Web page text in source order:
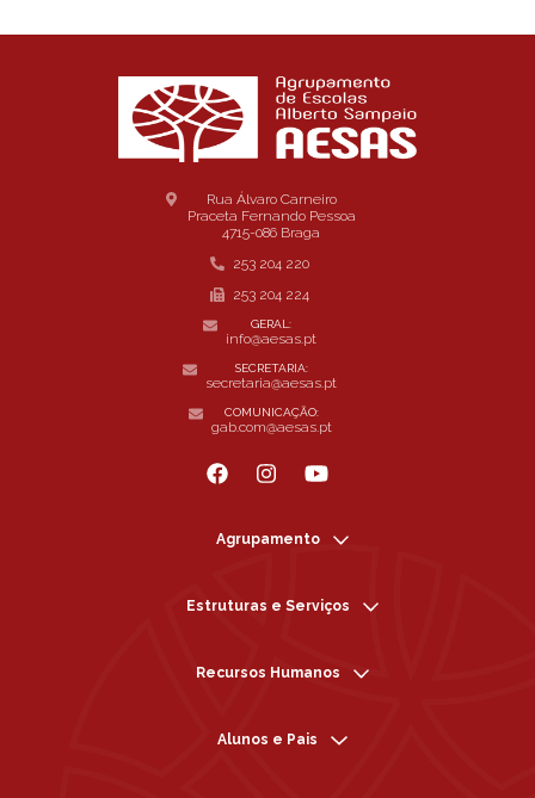
Rua Álvaro Carneiro
Praceta Fernando Pessoa
4715-086 Braga
253 204 220
253 204 224
GERAL:
info@aesas.pt
SECRETARIA:
secretaria@aesas.pt
COMUNICAÇÃO:
gab.com@aesas.pt
Agrupamento
Estruturas e Serviços
Recursos Humanos
Alunos e Pais